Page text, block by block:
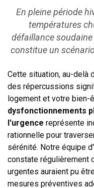
En pleine période
températures
défaillance
constitue un
Cette situation, au-delà
des répercussions
logement et votre bien-
dysfonctionnements
l'urgence représente
rationnelle pour
sérénité. Notre équipe
constate régulièrement
urgentes auraient pu
mesures préventives